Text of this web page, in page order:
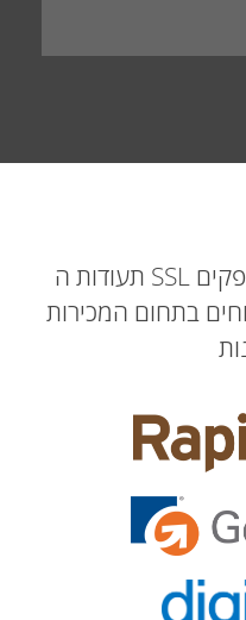
תעודות ה SSL שאנו מספקים שייכות לספקים
בתחום המכירות